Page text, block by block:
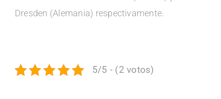
Dresden (Alemania) respectivamente.
5/5 - (2 votos)